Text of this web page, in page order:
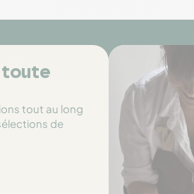
tout au long
de